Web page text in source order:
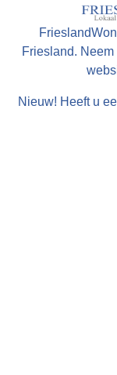
Friesland.
Nieuw! Heeft u